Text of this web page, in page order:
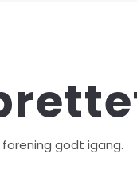
godt igang.